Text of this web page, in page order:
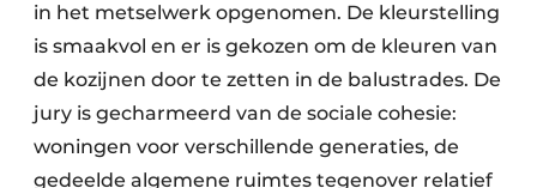
in het metselwerk opgenomen. De kleurstelling
is smaakvol en er is gekozen om de kleuren van
de kozijnen door te zetten in de balustrades. De
jury is gecharmeerd van de sociale cohesie:
woningen voor verschillende generaties, de
gedeelde algemene ruimtes tegenover relatief